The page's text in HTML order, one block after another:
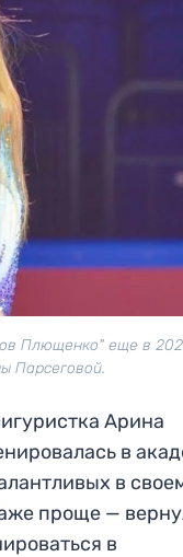
Плющенко" еще в
Парсеговой.
Арина
в
в
проще —
в